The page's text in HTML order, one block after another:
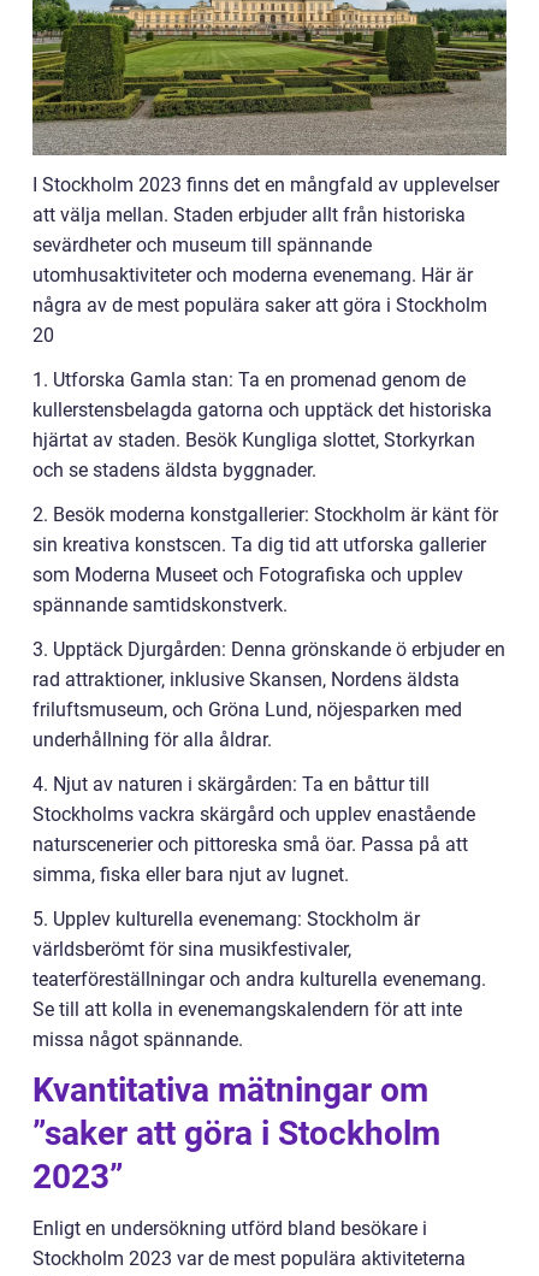
I Stockholm 2023 finns det en mångfald av upplevelser
att välja mellan. Staden erbjuder allt från historiska
sevärdheter och museum till spännande
utomhusaktiviteter och moderna evenemang. Här är
några av de mest populära saker att göra i Stockholm
20
1. Utforska Gamla stan: Ta en promenad genom de
kullerstensbelagda gatorna och upptäck det historiska
hjärtat av staden. Besök Kungliga slottet, Storkyrkan
och se stadens äldsta byggnader.
2. Besök moderna konstgallerier: Stockholm är känt för
sin kreativa konstscen. Ta dig tid att utforska gallerier
som Moderna Museet och Fotografiska och upplev
spännande samtidskonstverk.
3. Upptäck Djurgården: Denna grönskande ö erbjuder en
rad attraktioner, inklusive Skansen, Nordens äldsta
friluftsmuseum, och Gröna Lund, nöjesparken med
underhållning för alla åldrar.
4. Njut av naturen i skärgården: Ta en båttur till
Stockholms vackra skärgård och upplev enastående
naturscenerier och pittoreska små öar. Passa på att
simma, fiska eller bara njut av lugnet.
5. Upplev kulturella evenemang: Stockholm är
världsberömt för sina musikfestivaler,
teaterföreställningar och andra kulturella evenemang.
Se till att kolla in evenemangskalendern för att inte
missa något spännande.
Kvantitativa mätningar om
”saker att göra i Stockholm
2023”
Enligt en undersökning utförd bland besökare i
Stockholm 2023 var de mest populära aktiviteterna